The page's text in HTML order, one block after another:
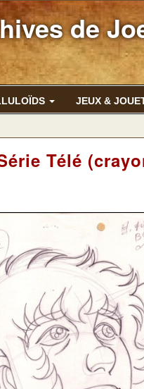
de
JEUX &
Télé